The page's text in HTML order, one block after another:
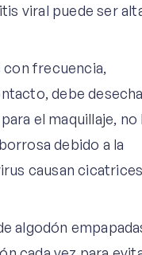
viral puede ser
con frecuencia,
debe
el maquillaje, no
debido a la
causan
algodón